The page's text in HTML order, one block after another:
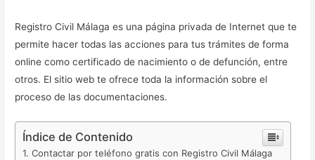
Registro Civil Málaga es una página privada de Internet que te
permite hacer todas las acciones para tus trámites de forma
online como certificado de nacimiento o de defunción, entre
otros. El sitio web te ofrece toda la información sobre el
proceso de las documentaciones.
Índice de Contenido
Contactar por teléfono gratis con Registro Civil Málaga